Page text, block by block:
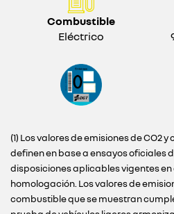
Combustible
Eléctrico
(1) Los valores de emisiones de CO2
definen en base a ensayos oficiales
disposiciones aplicables vigentes en
homologación. Los valores de
combustible que se muestran